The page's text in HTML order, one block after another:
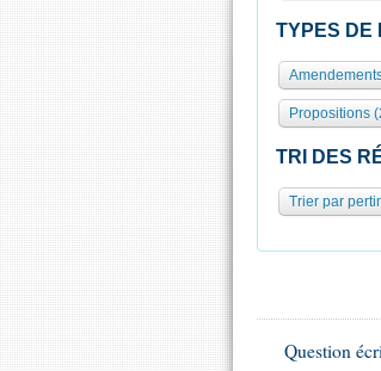
TYPES DE
Propositions
TRI DES
Trier par
Question